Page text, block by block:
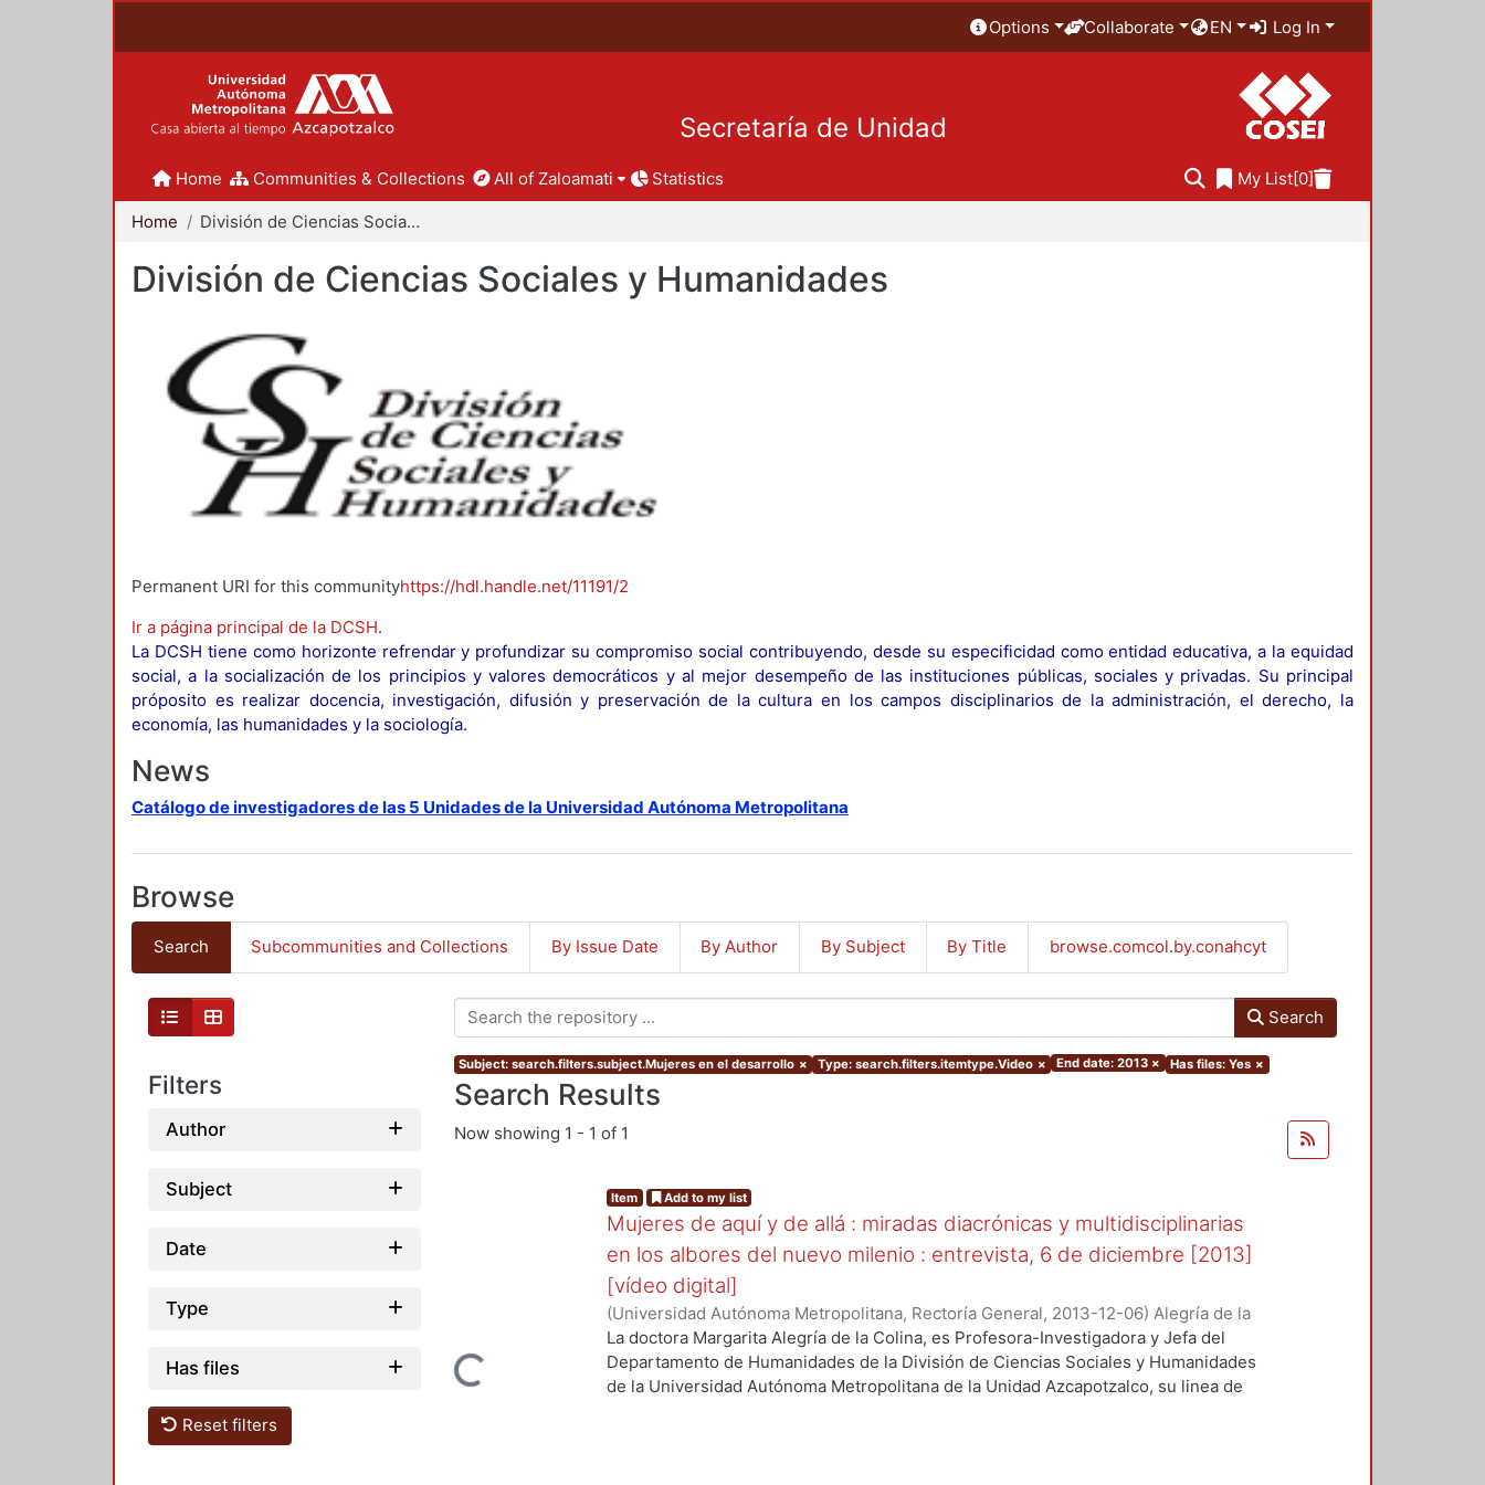
Options Collaborate EN Log In
Secretaría de Unidad
Home Communities & Collections All of Zaloamati Statistics My List[0]
Home División de Ciencias Sociales y Humanidades
División de Ciencias Sociales y Humanidades
Permanent URI for this communityhttps://hdl.handle.net/11191/2
Ir a página principal de la DCSH.
La DCSH tiene como horizonte refrendar y profundizar su compromiso social contribuyendo, desde su especificidad como entidad educativa, a la equidad
social, a la socialización de los principios y valores democráticos y al mejor desempeño de las instituciones públicas, sociales y privadas. Su principal
próposito es realizar docencia, investigación, difusión y preservación de la cultura en los campos disciplinarios de la administración, el derecho, la
economía, las humanidades y la sociología.
News
Catálogo de investigadores de las 5 Unidades de la Universidad Autónoma Metropolitana
Browse
Search Subcommunities and Collections By Issue Date By Author By Subject By Title browse.comcol.by.conahcyt
Filters
Author
Subject
Date
Type
Has files
Reset filters
Search
Subject: search.filters.subject.Mujeres en el desarrollo × Type: search.filters.itemtype.Video × End date: 2013 × Has files: Yes ×
Search Results
Now showing 1 - 1 of 1
Loading...
Item Add to my list
Mujeres de aquí y de allá : miradas diacrónicas y multidisciplinarias
en los albores del nuevo milenio : entrevista, 6 de diciembre [2013]
[vídeo digital]
(Universidad Autónoma Metropolitana, Rectoría General, 2013-12-06) Alegría de la
Colina, Margarita, coordinadora
La doctora Margarita Alegría de la Colina, es Profesora-Investigadora y Jefa del
Departamento de Humanidades de la División de Ciencias Sociales y Humanidades
de la Universidad Autónoma Metropolitana de la Unidad Azcapotzalco, su linea de